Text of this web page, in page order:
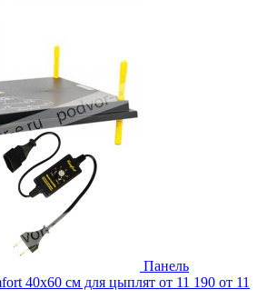
Панель
40х60 см для цыплят от 11 190 от 11